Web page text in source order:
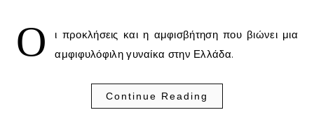
Ο
ι προκλήσεις και η αμφισβήτηση που βιώνει μια
αμφιφυλόφιλη γυναίκα στην Ελλάδα.
Continue Reading